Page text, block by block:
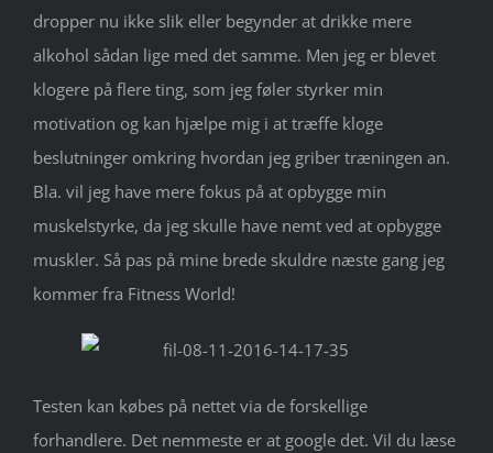
dropper nu ikke slik eller begynder at drikke mere
alkohol sådan lige med det samme. Men jeg er blevet
klogere på flere ting, som jeg føler styrker min
motivation og kan hjælpe mig i at træffe kloge
beslutninger omkring hvordan jeg griber træningen an.
Bla. vil jeg have mere fokus på at opbygge min
muskelstyrke, da jeg skulle have nemt ved at opbygge
muskler. Så pas på mine brede skuldre næste gang jeg
kommer fra Fitness World!
Testen kan købes på nettet via de forskellige
forhandlere. Det nemmeste er at google det. Vil du læse